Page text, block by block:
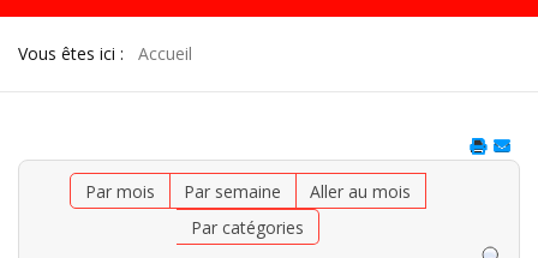
Vous êtes ici : Accueil
Par mois Par semaine
Aller au mois
Par catégories